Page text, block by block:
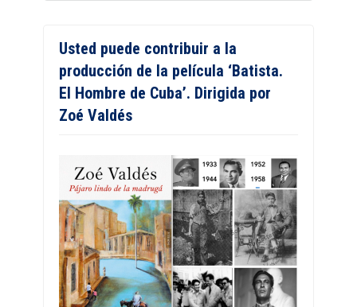
Usted puede contribuir a la
producción de la película ‘Batista.
El Hombre de Cuba’. Dirigida por
Zoé Valdés